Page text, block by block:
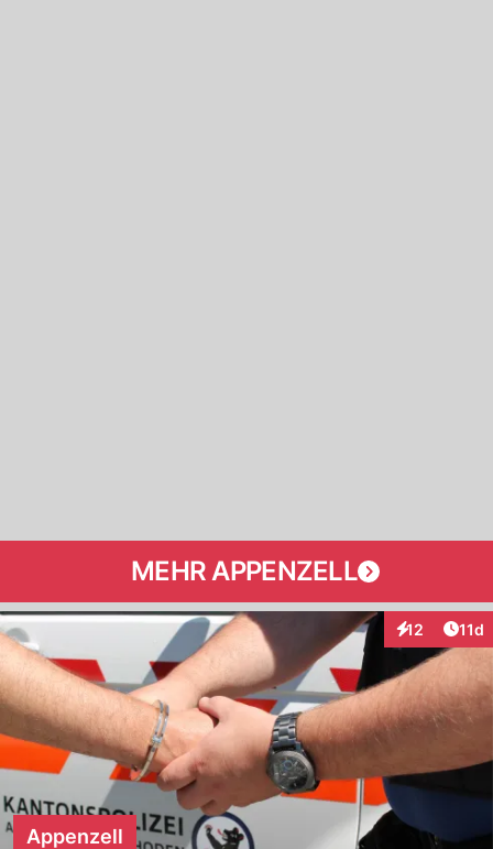
MEHR APPENZELL
12
Interaktionen
11d
Appenzell